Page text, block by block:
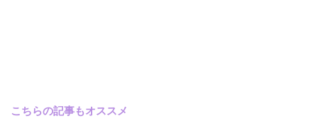
こちらの記事もオススメ